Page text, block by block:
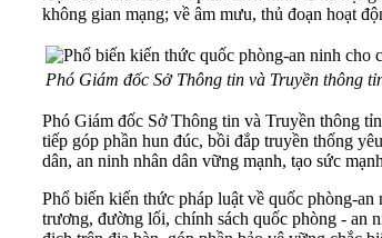
không gian mạng; về âm mưu, thủ đoạn hoạt
Phó Giám đốc Sở Thông tin và Truyền thông
Phó Giám đốc Sở Thông tin và Truyền thông
tiếp góp phần hun đúc, bồi đắp truyền thống
dân, an ninh nhân dân vững mạnh, tạo sức
Phổ biến kiến thức pháp luật về quốc phòng-
trương, đường lối, chính sách quốc phòng - an